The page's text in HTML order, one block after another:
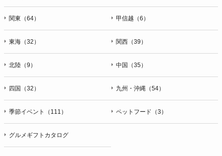
関東（64） 甲信越（6）
東海（32） 関西（39）
北陸（9） 中国（35）
四国（32） 九州・沖縄（54）
季節イベント（111） ペットフード（3）
グルメギフトカタログ